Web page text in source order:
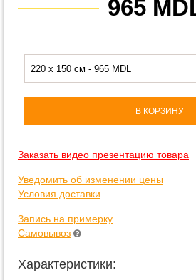
965
220 x 150 см - 965 MDL
В КОРЗИНУ
Заказать видео презентацию товара
Уведомить об изменении цены
Условия доставки
Запись на примерку
Самовывоз
Характеристики: